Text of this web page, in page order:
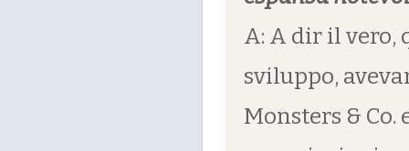
A: A dir il vero,
sviluppo,
Monsters & Co.